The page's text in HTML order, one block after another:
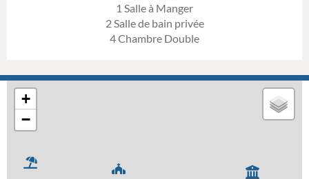
1 Salle à Manger
2 Salle de bain privée
4 Chambre Double
+
−